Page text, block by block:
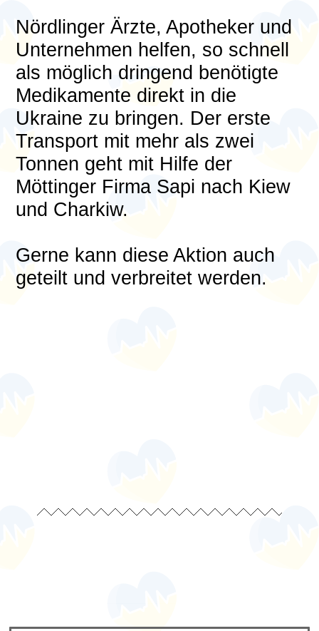
Nördlinger Ärzte, Apotheker und
Unternehmen helfen, so schnell
als möglich dringend benötigte
Medikamente direkt in die
Ukraine zu bringen. Der erste
Transport mit mehr als zwei
Tonnen geht mit Hilfe der
Möttinger Firma Sapi nach Kiew
und Charkiw.
Gerne kann diese Aktion auch
geteilt und verbreitet werden.